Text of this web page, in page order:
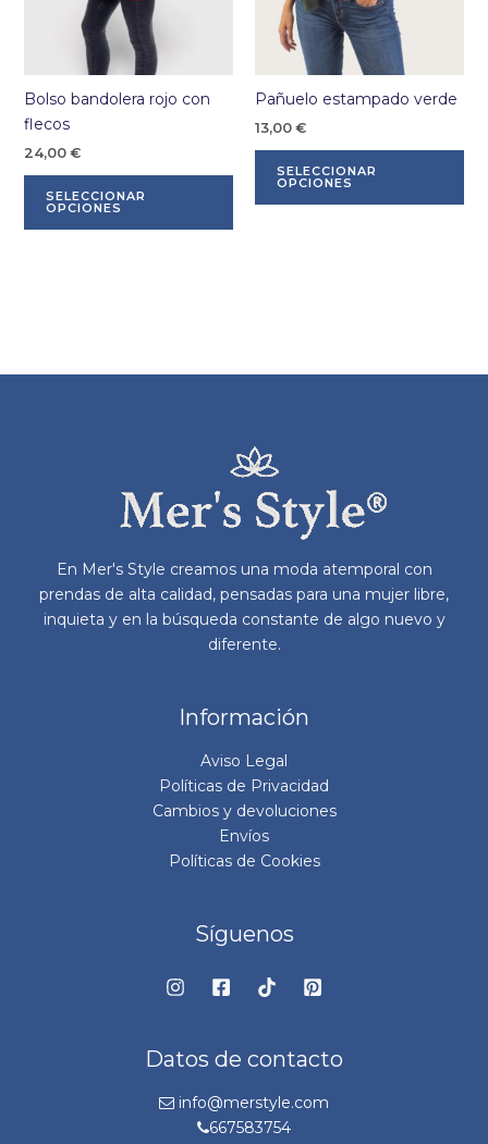
Bolso bandolera rojo con
flecos
24,00 €
SELECCIONAR
OPCIONES
Este
producto
tiene
pueden
la
página
de
producto
Pañuelo estampado verde
13,00 €
SELECCIONAR
OPCIONES
En Mer's Style creamos una moda atemporal con
prendas de alta calidad, pensadas para una mujer libre,
inquieta y en la búsqueda constante de algo nuevo y
diferente.
Información
Aviso Legal
Políticas de Privacidad
Cambios y devoluciones
Envíos
Políticas de Cookies
Síguenos
Datos de contacto
info@merstyle.com
667583754